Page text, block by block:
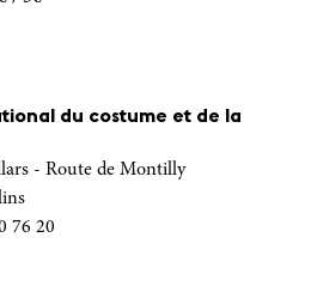
du costume et de la
- Route de Montilly
76 20